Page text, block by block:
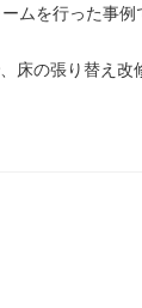
ムを行った事例
床の張り替え改